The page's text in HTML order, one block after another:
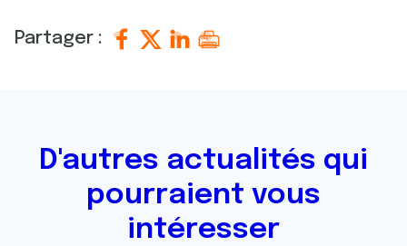
Partager :
D'autres actualités qui
pourraient vous
intéresser